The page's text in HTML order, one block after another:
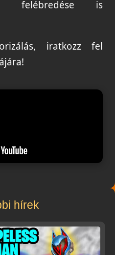
felébredése is
iratkozz fel
hírek